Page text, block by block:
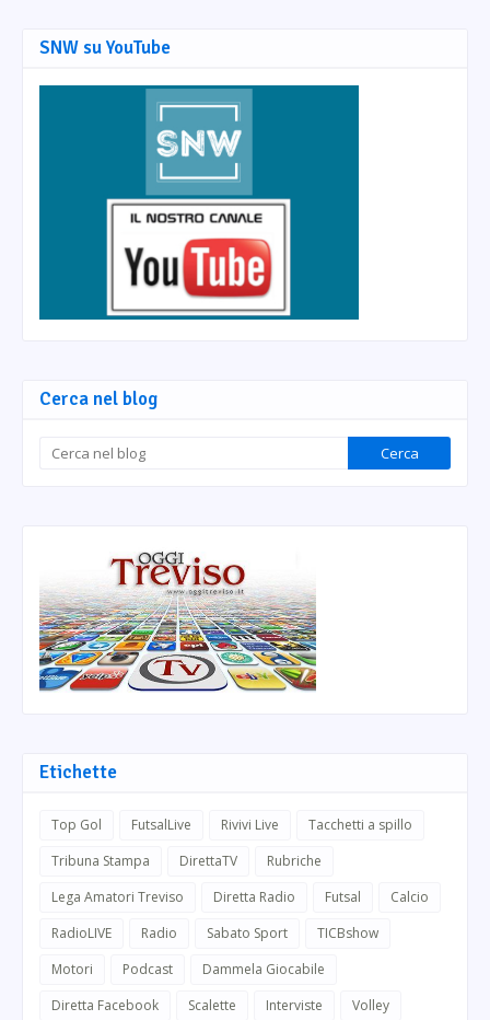
SNW su YouTube
Cerca nel blog
Etichette
Top Gol FutsalLive Rivivi Live
Tacchetti a spillo
Tribuna Stampa
DirettaTV
Rubriche
Lega Amatori Treviso
Diretta Radio Futsal
Calcio
RadioLIVE
Radio Sabato Sport
TICBshow
Motori
Podcast
Dammela Giocabile
Diretta Facebook
Scalette Interviste
Volley